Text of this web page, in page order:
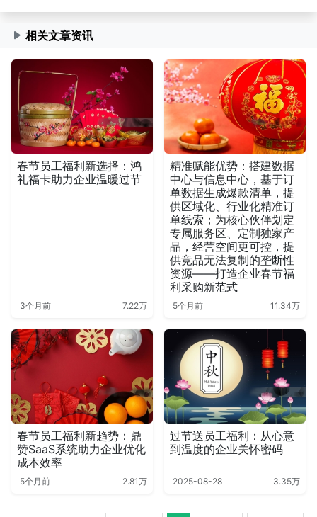
相关文章资讯
春节员工福利新选择：鸿
礼福卡助力企业温暖过节
3个月前 7.22万
精准赋能优势：搭建数据
中心与信息中心，基于订
单数据生成爆款清单，提
供区域化、行业化精准订
单线索；为核心伙伴划定
专属服务区、定制独家产
品，经营空间更可控，提
供竞品无法复制的垄断性
资源——打造企业春节福
利采购新范式
5个月前 11.34万
春节员工福利新趋势：鼎
赞SaaS系统助力企业优化
成本效率
5个月前 2.81万
过节送员工福利：从心意
到温度的企业关怀密码
2025-08-28 3.35万